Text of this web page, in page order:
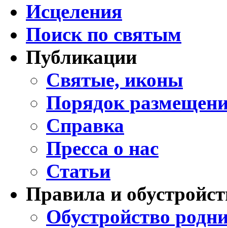
Исцеления
Поиск по святым
Публикации
Святые, иконы
Порядок
Справка
Пресса о нас
Статьи
Правила и
Обустройство